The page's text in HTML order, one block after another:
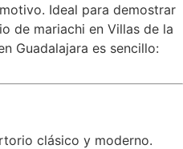
Ideal para demostrar
de mariachi en Villas de la
Guadalajara es sencillo:
clásico y moderno.